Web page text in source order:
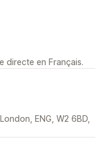
directe en Français.
ENG, W2 6BD,